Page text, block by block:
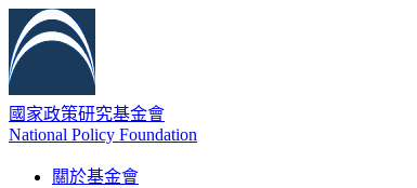
國家政策研究基金會
National Policy Foundation
關於基金會